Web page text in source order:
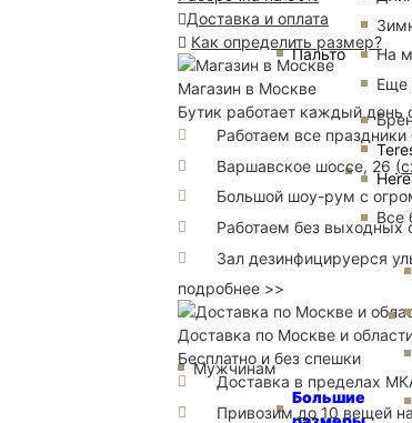
Мужчинам
Пальто
На
Еще
Все
Большие
Доставка и оплата
Как определить размер?
Магазин в Москве
Бутик работает каждый день
Работаем все
Варшавское шоссе, 26 (
Большой шоу-рум с
Работаем без выходных
Зал дезинфицируерся
подробнее >>
Доставка по Москве и
Бесплатно и без спешки
Доставка в пределах
Привозим до 10 вещей